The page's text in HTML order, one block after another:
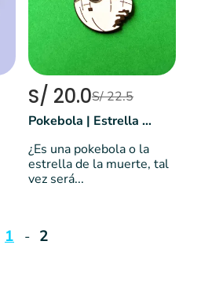
S/ 20.0S/ 22.5
Pokebola | Estrella de la muerte | Pokemón
¿Es una pokebola o la
estrella de la muerte, tal
vez será...
1 2